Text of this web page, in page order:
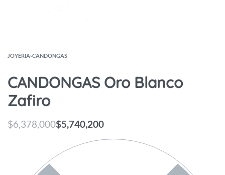
JOYERIA›CANDONGAS
CANDONGAS Oro Blanco
Zafiro
$6,378,000$5,740,200